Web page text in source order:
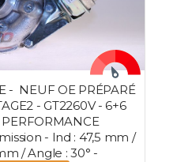
- NEUF OE PRÉPARÉ
- GT2260V - 6+6
- Ind : 47,5 mm /
/ Angle : 30° -